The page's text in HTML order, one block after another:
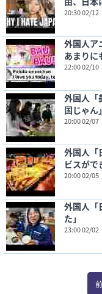
20:30 02/12
外国人ア
あまりに
22:00 02/10
外国人「
国じゃん」
20:00 02/07
外国人「
ビスがで
20:00 02/05
外国人「
た」
23:00 02/02